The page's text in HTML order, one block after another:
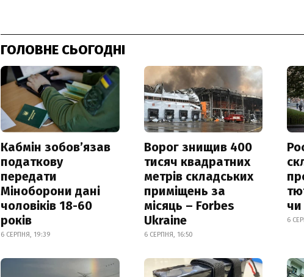
ГОЛОВНЕ СЬОГОДНІ
Кабмін зобовʼязав
податкову
передати
Міноборони дані
чоловіків 18-60
років
6 СЕРПНЯ, 19:39
Ворог знищив 400
тисяч квадратних
метрів складських
приміщень за
місяць – Forbes
Ukraine
6 СЕРПНЯ, 16:50
чи
6